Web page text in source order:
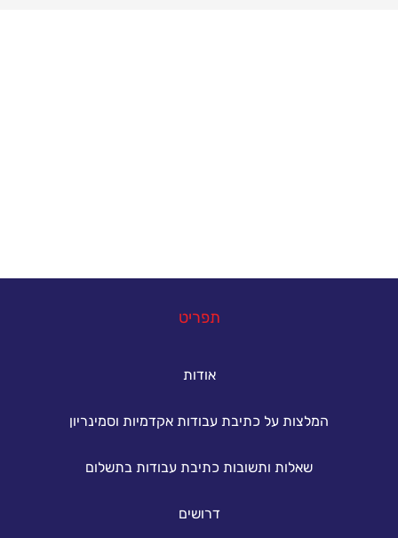
תפריט
אודות
המלצות על כתיבת עבודות אקדמיות וסמינריון
שאלות ותשובות כתיבת עבודות בתשלום
דרושים